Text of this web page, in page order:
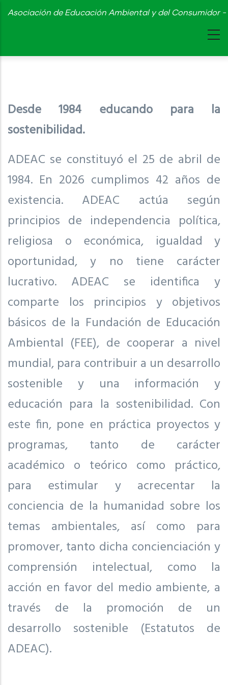
Skip
content
Asociación de Educación Ambiental y del Consumidor
Desde 1984 educando para la
sostenibilidad.
ADEAC se constituyó el 25 de abril de
1984. En 2026 cumplimos 42 años de
existencia. ADEAC actúa según
principios de independencia política,
religiosa o económica, igualdad y
oportunidad, y no tiene carácter
lucrativo. ADEAC se identifica y
comparte los principios y objetivos
básicos de la Fundación de Educación
Ambiental (FEE), de cooperar a nivel
mundial, para contribuir a un desarrollo
sostenible y una información y
educación para la sostenibilidad. Con
este fin, pone en práctica proyectos y
programas, tanto de carácter
académico o teórico como práctico,
para estimular y acrecentar la
conciencia de la humanidad sobre los
temas ambientales, así como para
promover, tanto dicha concienciación y
comprensión intelectual, como la
acción en favor del medio ambiente, a
través de la promoción de un
desarrollo sostenible (Estatutos de
ADEAC).